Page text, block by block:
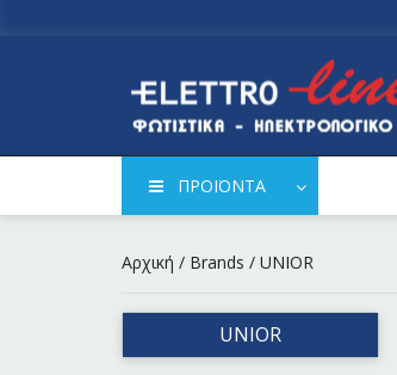
ΠΡΟΪΟΝΤΑ
Αρχική / Brands / UNIOR
UNIOR